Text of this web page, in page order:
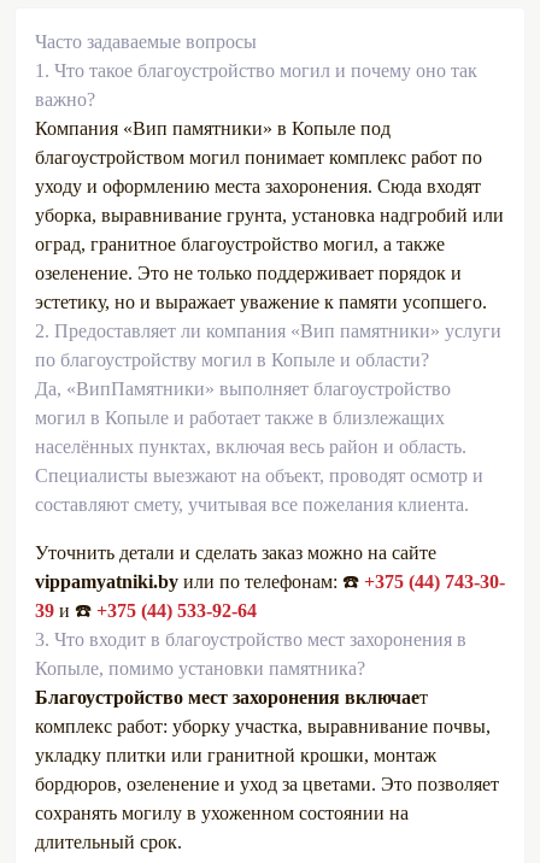
Часто задаваемые вопросы
1. Что такое благоустройство могил и почему оно так
важно?
Компания «Вип памятники» в Копыле под
благоустройством могил понимает комплекс работ по
уходу и оформлению места захоронения. Сюда входят
уборка, выравнивание грунта, установка надгробий или
оград, гранитное благоустройство могил, а также
озеленение. Это не только поддерживает порядок и
эстетику, но и выражает уважение к памяти усопшего.
2. Предоставляет ли компания «Вип памятники» услуги
по благоустройству могил в Копыле и области?
Да, «ВипПамятники» выполняет благоустройство
могил в Копыле и работает также в близлежащих
населённых пунктах, включая весь район и область.
Специалисты выезжают на объект, проводят осмотр и
составляют смету, учитывая все пожелания клиента.
Уточнить детали и сделать заказ можно на сайте
vippamyatniki.by или по телефонам: ☎️ +375 (44) 743-30-
39 и ☎️ +375 (44) 533-92-64
3. Что входит в благоустройство мест захоронения в
Копыле, помимо установки памятника?
Благоустройство мест захоронения включает
комплекс работ: уборку участка, выравнивание почвы,
укладку плитки или гранитной крошки, монтаж
бордюров, озеленение и уход за цветами. Это позволяет
сохранять могилу в ухоженном состоянии на
длительный срок.